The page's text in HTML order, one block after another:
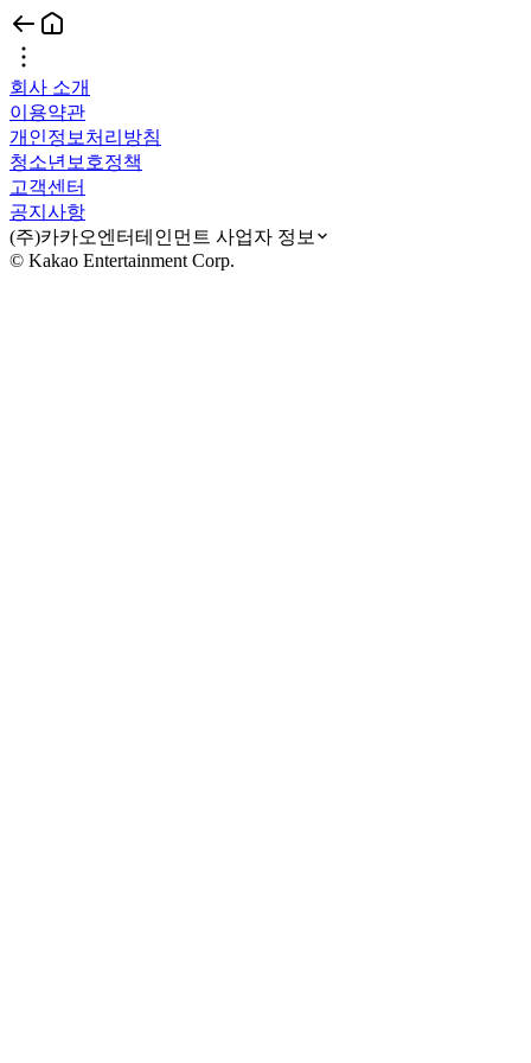
회사 소개
이용약관
개인정보처리방침
청소년보호정책
고객센터
공지사항
(주)카카오엔터테인먼트 사업자 정보
© Kakao Entertainment Corp.